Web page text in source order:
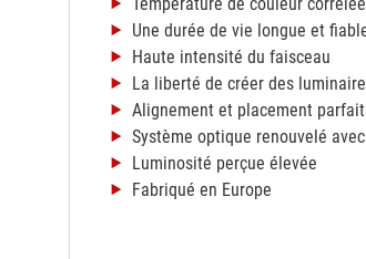
Une durée de vie longue et
Haute intensité du faisceau
La liberté de créer des
Alignement et placement
Système optique renouvelé
Luminosité perçue élevée
Fabriqué en Europe